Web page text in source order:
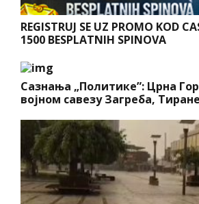
REGISTRUJ SE UZ PROMO KOD
1500 BESPLATNIH SPINOVA
Сазнања „Политике”: Црна
војном савезу Загреба,